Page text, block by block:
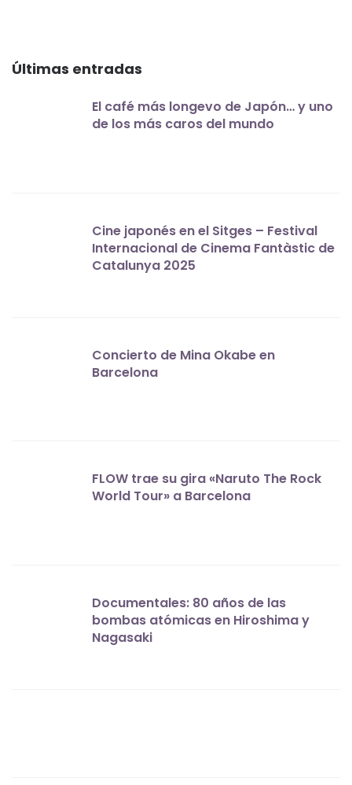
Últimas entradas
El café más longevo de Japón… y uno
de los más caros del mundo
Cine japonés en el Sitges – Festival
Internacional de Cinema Fantàstic de
Catalunya 2025
Concierto de Mina Okabe en
Barcelona
FLOW trae su gira «Naruto The Rock
World Tour» a Barcelona
Documentales: 80 años de las
bombas atómicas en Hiroshima y
Nagasaki